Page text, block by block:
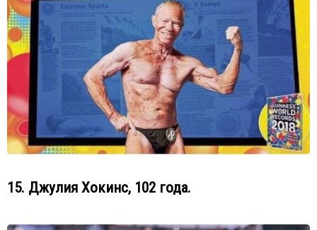
15. Джулия Хокинс, 102 года.